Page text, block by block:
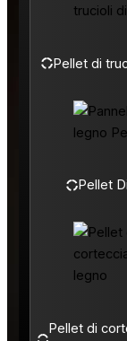
Pellet di
Pellet
Pellet di